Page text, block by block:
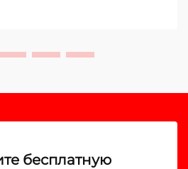
бесплатную